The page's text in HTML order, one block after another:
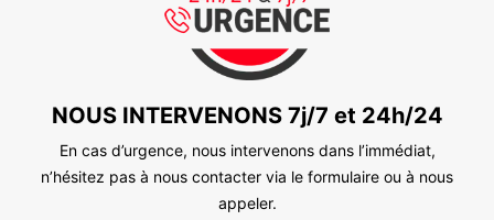
NOUS INTERVENONS 7j/7 et 24h/24
En cas d’urgence, nous intervenons dans l’immédiat,
n’hésitez pas à nous contacter via le formulaire ou à nous
appeler.